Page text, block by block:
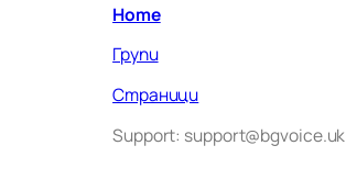
Home
Групи
Страници
Support: support@bgvoice.uk